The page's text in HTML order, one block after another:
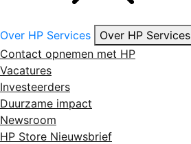
Over HP Services
Over HP Services
Contact opnemen met HP
Vacatures
Investeerders
Duurzame impact
Newsroom
HP Store Nieuwsbrief